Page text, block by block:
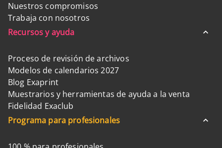
Nuestros compromisos
Trabaja con nosotros
Recursos y ayuda
Proceso de revisión de archivos
Modelos de calendarios 2027
Blog Exaprint
Muestrarios y herramientas de ayuda a la venta
Fidelidad Exaclub
Programa para profesionales